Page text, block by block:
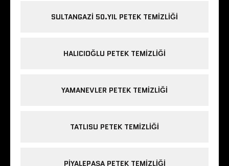
SULTANGAZI 50.YIL PETEK TEMIZLIĞI
HALICIOĞLU PETEK TEMIZLIĞI
YAMANEVLER PETEK TEMIZLIĞI
TATLISU PETEK TEMIZLIĞI
PIYALEPAŞA PETEK TEMIZLIĞI